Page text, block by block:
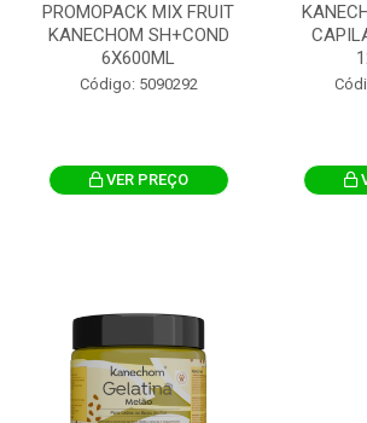
PROMOPACK MIX FRUIT
KANECHOM SH+COND
6X600ML
Código: 5090292
VER PREÇO